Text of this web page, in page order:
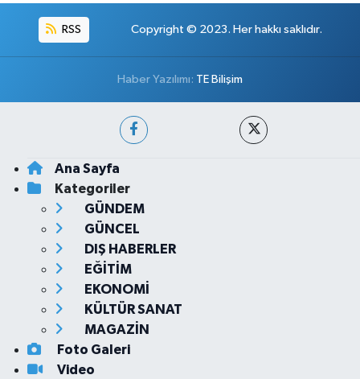
RSS Copyright © 2023. Her hakkı saklıdır.
Haber Yazılımı: TE Bilişim
Ana Sayfa
Kategoriler
GÜNDEM
GÜNCEL
DIŞ HABERLER
EĞİTİM
EKONOMİ
KÜLTÜR SANAT
MAGAZİN
Foto Galeri
Video